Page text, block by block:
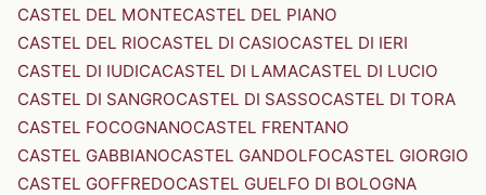
CASTEL DEL MONTECASTEL DEL PIANO
CASTEL DEL RIOCASTEL DI CASIOCASTEL DI IERI
CASTEL DI IUDICACASTEL DI LAMACASTEL DI LUCIO
CASTEL DI SANGROCASTEL DI SASSOCASTEL DI TORA
CASTEL FOCOGNANOCASTEL FRENTANO
CASTEL GABBIANOCASTEL GANDOLFOCASTEL GIORGIO
CASTEL GOFFREDOCASTEL GUELFO DI BOLOGNA